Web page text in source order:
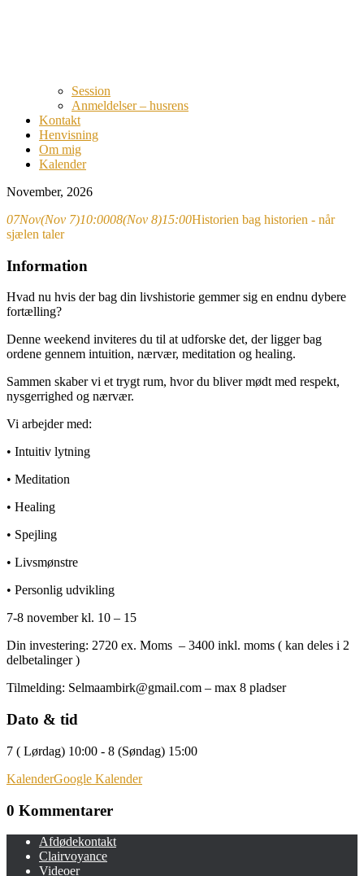
Session
Anmeldelser – husrens
Kontakt
Henvisning
Om mig
Kalender
November, 2026
07Nov(Nov 7)10:0008(Nov 8)15:00Historien bag historien - når
sjælen taler
Information
Hvad nu hvis der bag din livshistorie gemmer sig en endnu dybere
fortælling?
Denne weekend inviteres du til at udforske det, der ligger bag
ordene gennem intuition, nærvær, meditation og healing.
Sammen skaber vi et trygt rum, hvor du bliver mødt med respekt,
nysgerrighed og nærvær.
Vi arbejder med:
• Intuitiv lytning
• Meditation
• Healing
• Spejling
• Livsmønstre
• Personlig udvikling
7-8 november kl. 10 – 15
Din investering: 2720 ex. Moms – 3400 inkl. moms ( kan deles i 2
delbetalinger )
Tilmelding: Selmaambirk@gmail.com – max 8 pladser
Dato & tid
7 ( Lørdag) 10:00 - 8 (Søndag) 15:00
KalenderGoogle Kalender
0 Kommentarer
Afdødekontakt
Clairvoyance
Videoer